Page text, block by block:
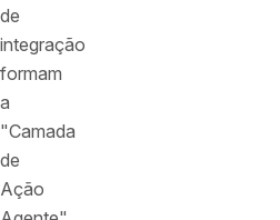
de
integração
formam
a
"Camada
de
Ação